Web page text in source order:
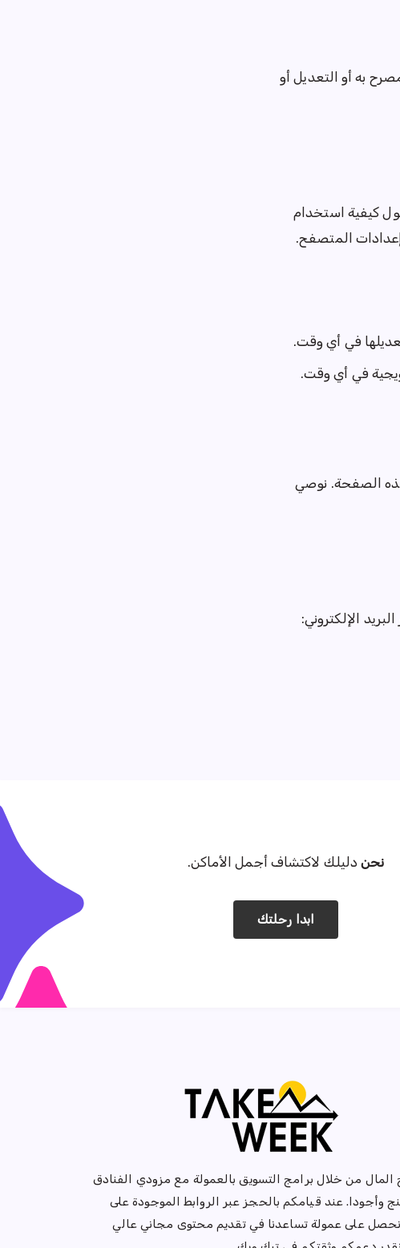
به أو التعديل أو
كيفية استخدام
المتصفح.
في أي وقت.
في أي وقت.
الصفحة. نوصي
الإلكتروني:
نحندليلك لاكتشاف أجمل الأماكن.
ابدا رحلتك
المال من خلال برامج التسويق بالعمولة مع مزودي الفنادق
وأجودا. عند قيامكم بالحجز عبر الروابط الموجودة على
نحصل على عمولة تساعدنا في تقديم محتوى مجاني عالي